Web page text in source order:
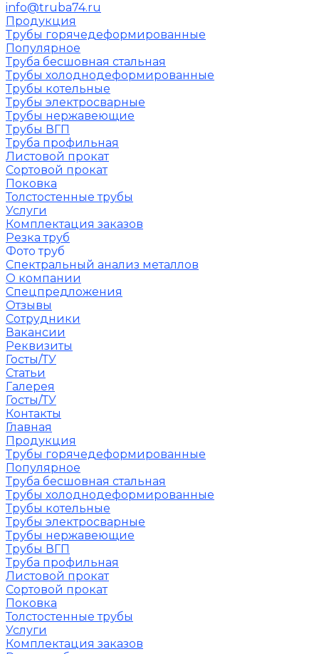
info@truba74.ru
Продукция
Трубы горячедеформированные
Популярное
Труба бесшовная стальная
Трубы холоднодеформированные
Трубы котельные
Трубы электросварные
Трубы нержавеющие
Трубы ВГП
Труба профильная
Листовой прокат
Сортовой прокат
Поковка
Толстостенные трубы
Услуги
Комплектация заказов
Резка труб
Фото труб
Спектральный анализ металлов
О компании
Спецпредложения
Отзывы
Сотрудники
Вакансии
Реквизиты
Госты/ТУ
Статьи
Галерея
Госты/ТУ
Контакты
Главная
Продукция
Трубы горячедеформированные
Популярное
Труба бесшовная стальная
Трубы холоднодеформированные
Трубы котельные
Трубы электросварные
Трубы нержавеющие
Трубы ВГП
Труба профильная
Листовой прокат
Сортовой прокат
Поковка
Толстостенные трубы
Услуги
Комплектация заказов